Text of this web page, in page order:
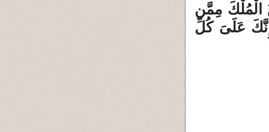
الْمُلْكَ مِمَّن
عَلَىَ كُلِّ